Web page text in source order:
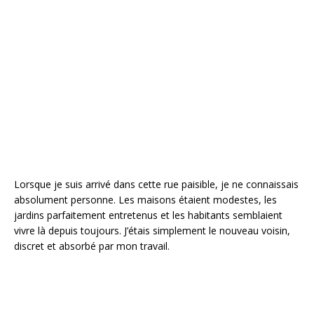
Lorsque je suis arrivé dans cette rue paisible, je ne connaissais
absolument personne. Les maisons étaient modestes, les
jardins parfaitement entretenus et les habitants semblaient
vivre là depuis toujours. J’étais simplement le nouveau voisin,
discret et absorbé par mon travail.